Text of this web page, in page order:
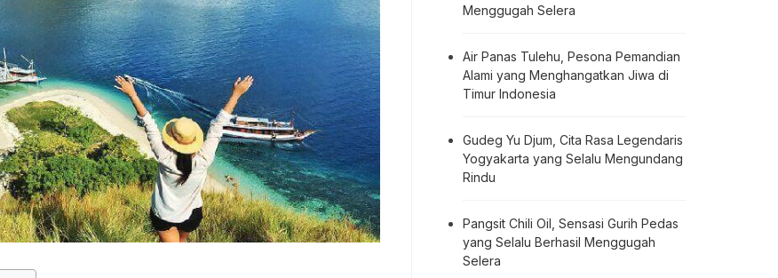
Menggugah Selera
Air Panas Tulehu, Pesona Pemandian
Alami yang Menghangatkan Jiwa di
Timur Indonesia
Gudeg Yu Djum, Cita Rasa Legendaris
Yogyakarta yang Selalu Mengundang
Rindu
Pangsit Chili Oil, Sensasi Gurih Pedas
yang Selalu Berhasil Menggugah
Selera